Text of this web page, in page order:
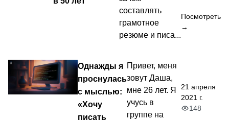
составлять
грамотное
резюме и писа...
Посмотреть
→
Однажды я
проснулась
с мыслью:
«Хочу
писать
Привет, меня
зовут Даша,
мне 26 лет. Я
учусь в
группе на
21 апреля
2021 г.
148